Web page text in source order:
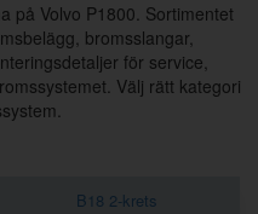
på Volvo P1800. Sortimentet
bromsslangar,
för service,
Välj rätt kategori
B18 2-krets